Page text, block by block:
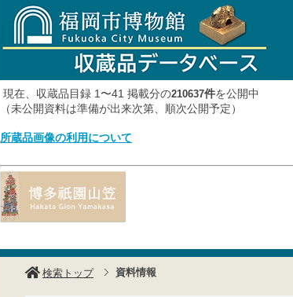
現在、収蔵品目録 1〜41 掲載分の210637件を公開中
（未公開資料は準備が出来次第、順次公開予定）
所蔵品画像の利用について
検索トップ 資料情報